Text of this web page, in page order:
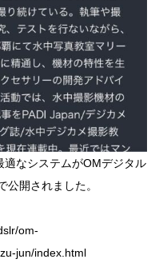
なシステムがOMデジタル
公開されました。
om-
jun/index.html